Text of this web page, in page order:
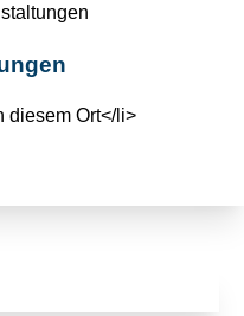
diesem Ort</li>